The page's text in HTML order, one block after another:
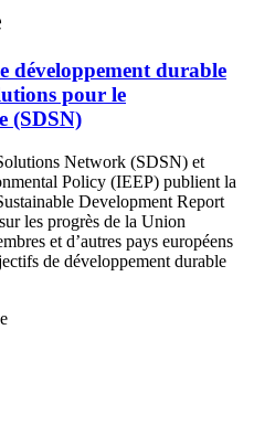
développement durable
pour le
(SDSN)
Network (SDSN) et
Policy (IEEP) publient la
Development Report
les progrès de la Union
et d’autres pays européens
de développement durable